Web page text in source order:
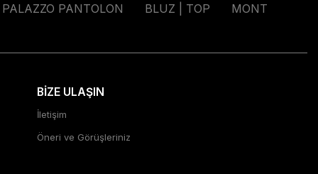
PALAZZO PANTOLON BLUZ | TOP
MONT
BİZE ULAŞIN
İletişim
Öneri ve Görüşleriniz